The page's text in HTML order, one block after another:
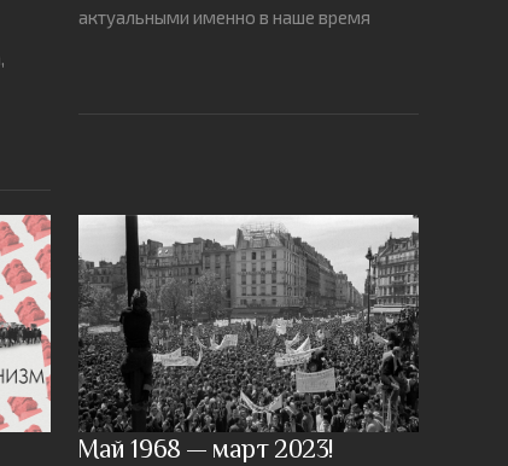
актуальными именно в наше время
Май 1968 — март 2023!